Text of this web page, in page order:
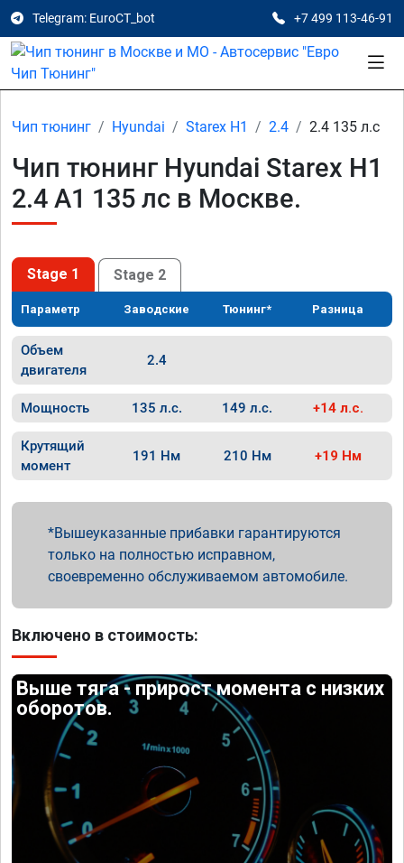
Telegram: EuroCT_bot +7 499 113-46-91
Чип тюнинг Hyundai Starex H1 2.4 2.4 135 л.с
Чип тюнинг Hyundai Starex H1
2.4 A1 135 лс в Москве.
Stage 1 Stage 2
Параметр Заводские Тюнинг* Разница
Объем
двигателя
2.4
Мощность 135 л.с. 149 л.с. +14 л.с.
Крутящий
момент
191 Нм 210 Нм +19 Нм
Вышеуказанные прибавки гарантируются
только на полностью исправном,
своевременно обслуживаемом автомобиле.
Включено в стоимость:
Выше тяга - прирост момента с низких
оборотов.